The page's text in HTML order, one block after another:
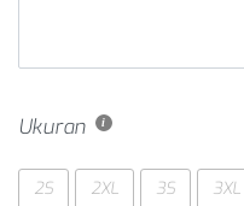
Ukuran
2S 2XL 3S 3XL